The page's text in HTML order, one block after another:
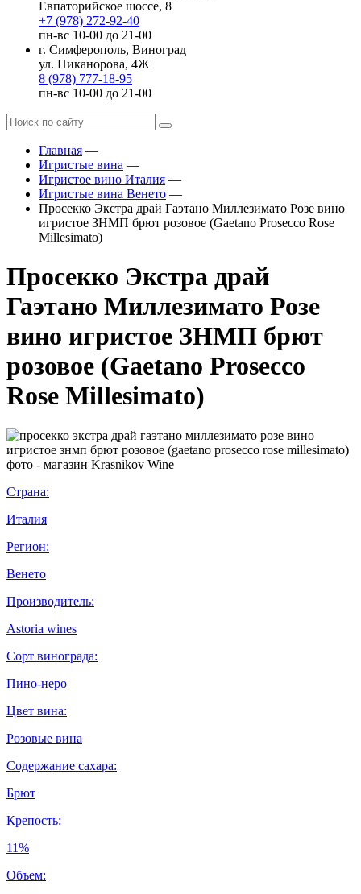
Евпаторийское шоссе, 8
+7 (978) 272-92-40
пн-вс 10-00 до 21-00
г. Симферополь, Виноград
ул. Никанорова, 4Ж
8 (978) 777-18-95
пн-вс 10-00 до 21-00
Главная —
Игристые вина —
Игристое вино Италия —
Игристые вина Венето —
Просекко Экстра драй Гаэтано Миллезимато Розе вино
игристое ЗНМП брют розовое (Gaetano Prosecco Rose
Millesimato)
Просекко Экстра драй
Гаэтано Миллезимато Розе
вино игристое ЗНМП брют
розовое (Gaetano Prosecco
Rose Millesimato)
Страна:
Италия
Регион:
Венето
Производитель:
Astoria wines
Сорт винограда:
Пино-неро
Цвет вина:
Розовые вина
Содержание сахара:
Брют
Крепость:
11%
Объем: